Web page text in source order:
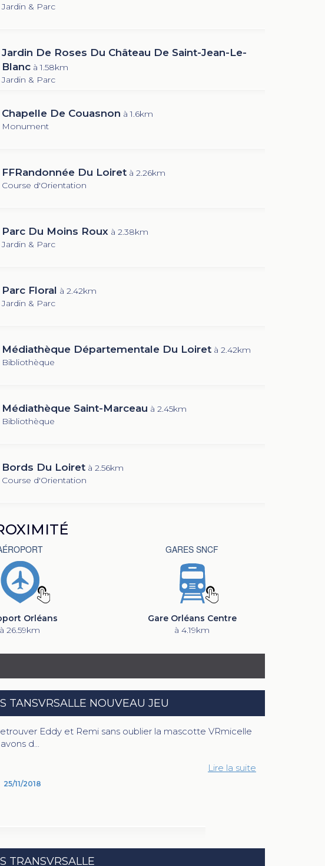
Jardin & Parc
Jardin De Roses Du Château De Saint-Jean-Le-
Blanc à 1.58km
Jardin & Parc
Chapelle De Couasnon à 1.6km
Monument
FFRandonnée Du Loiret à 2.26km
Course d'Orientation
Parc Du Moins Roux à 2.38km
Jardin & Parc
Parc Floral à 2.42km
Jardin & Parc
Médiathèque Départementale Du Loiret à 2.42km
Bibliothèque
Médiathèque Saint-Marceau à 2.45km
Bibliothèque
Bords Du Loiret à 2.56km
Course d'Orientation
Orléans
à 26.59km
GARES SNCF
Gare Orléans Centre
à 4.19km
TANSVRSALLE NOUVEAU JEU
Eddy et Remi sans oublier la mascotte VRmicelle
d...
Lire la suite
25/11/2018
TRANSVRSALLE